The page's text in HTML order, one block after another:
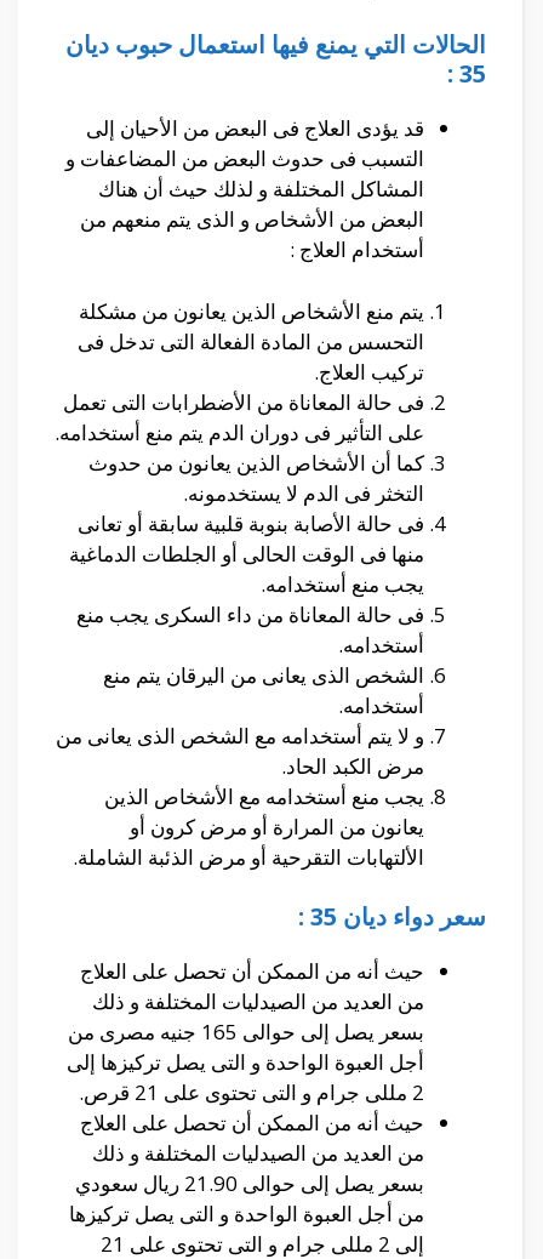
الحالات التي يمنع فيها استعمال حبوب ديان
35 :
قد يؤدى العلاج فى البعض من الأحيان إلى
التسبب فى حدوث البعض من المضاعفات و
المشاكل المختلفة و لذلك حيث أن هناك
البعض من الأشخاص و الذى يتم منعهم من
أستخدام العلاج :
يتم منع الأشخاص الذين يعانون من مشكلة
التحسس من المادة الفعالة التى تدخل فى
تركيب العلاج.
فى حالة المعاناة من الأضطرابات التى تعمل
على التأثير فى دوران الدم يتم منع أستخدامه.
كما أن الأشخاص الذين يعانون من حدوث
التخثر فى الدم لا يستخدمونه.
فى حالة الأصابة بنوبة قلبية سابقة أو تعانى
منها فى الوقت الحالى أو الجلطات الدماغية
يجب منع أستخدامه.
فى حالة المعاناة من داء السكرى يجب منع
أستخدامه.
الشخص الذى يعانى من اليرقان يتم منع
أستخدامه.
و لا يتم أستخدامه مع الشخص الذى يعانى من
مرض الكبد الحاد.
يجب منع أستخدامه مع الأشخاص الذين
يعانون من المرارة أو مرض كرون أو
الألتهابات التقرحية أو مرض الذئبة الشاملة.
سعر دواء ديان 35 :
حيث أنه من الممكن أن تحصل على العلاج
من العديد من الصيدليات المختلفة و ذلك
بسعر يصل إلى حوالى 165 جنيه مصرى من
أجل العبوة الواحدة و التى يصل تركيزها إلى
2 مللى جرام و التى تحتوى على 21 قرص.
حيث أنه من الممكن أن تحصل على العلاج
من العديد من الصيدليات المختلفة و ذلك
بسعر يصل إلى حوالى 21.90 ريال سعودي
من أجل العبوة الواحدة و التى يصل تركيزها
إلى 2 مللى جرام و التى تحتوى على 21